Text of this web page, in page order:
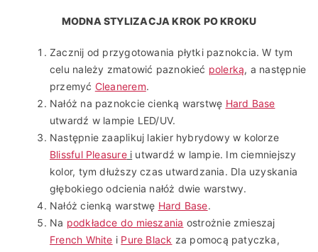
MODNA STYLIZACJA KROK PO KROKU
Zacznij od przygotowania płytki paznokcia. W tym
celu należy zmatowić paznokieć polerką, a następnie
przemyć Cleanerem.
Nałóż na paznokcie cienką warstwę Hard Base
utwardź w lampie LED/UV.
Następnie zaaplikuj lakier hybrydowy w kolorze
Blissful Pleasurei utwardź w lampie. Im ciemniejszy
kolor, tym dłuższy czas utwardzania. Dla uzyskania
głębokiego odcienia nałóż dwie warstwy.
Nałóż cienką warstwę Hard Base.
Na podkładce do mieszania ostrożnie zmieszaj
French White i Pure Black za pomocą patyczka,